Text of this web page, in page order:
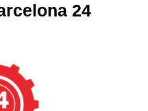
24